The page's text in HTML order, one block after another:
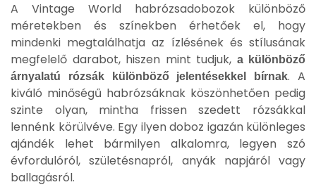
A Vintage World habrózsadobozok különböző
méretekben és színekben érhetőek el, hogy
mindenki megtalálhatja az ízlésének és stílusának
megfelelő darabot, hiszen mint tudjuk, a különböző
árnyalatú rózsák különböző jelentésekkel bírnak. A
kiváló minőségű habrózsáknak köszönhetően pedig
szinte olyan, mintha frissen szedett rózsákkal
lennénk körülvéve. Egy ilyen doboz igazán különleges
ajándék lehet bármilyen alkalomra, legyen szó
évfordulóról, születésnapról, anyák napjáról vagy
ballagásról.